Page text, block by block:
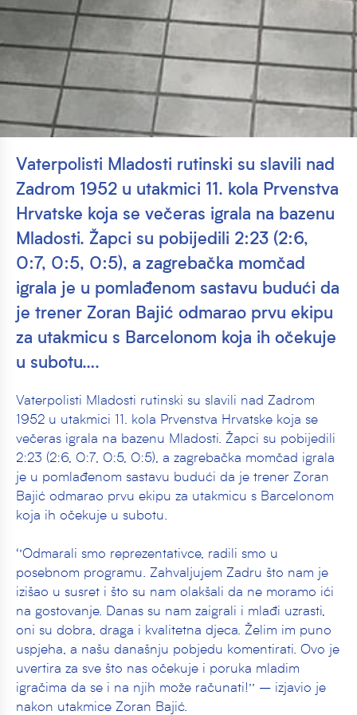
Vaterpolisti Mladosti rutinski su slavili nad
Zadrom 1952 u utakmici 11. kola Prvenstva
Hrvatske koja se večeras igrala na bazenu
Mladosti. Žapci su pobijedili 2:23 (2:6,
0:7, 0:5, 0:5), a zagrebačka momčad
igrala je u pomlađenom sastavu budući da
je trener Zoran Bajić odmarao prvu ekipu
za utakmicu s Barcelonom koja ih očekuje
u subotu….
Vaterpolisti Mladosti rutinski su slavili nad Zadrom
1952 u utakmici 11. kola Prvenstva Hrvatske koja se
večeras igrala na bazenu Mladosti. Žapci su pobijedili
2:23 (2:6, 0:7, 0:5, 0:5), a zagrebačka momčad igrala
je u pomlađenom sastavu budući da je trener Zoran
Bajić odmarao prvu ekipu za utakmicu s Barcelonom
koja ih očekuje u subotu.
‘’Odmarali smo reprezentativce, radili smo u
posebnom programu. Zahvaljujem Zadru što nam je
izišao u susret i što su nam olakšali da ne moramo ići
na gostovanje. Danas su nam zaigrali i mlađi uzrasti,
oni su dobra, draga i kvalitetna djeca. Želim im puno
uspjeha, a našu današnju pobjedu komentirati. Ovo je
uvertira za sve što nas očekuje i poruka mladim
igračima da se i na njih može računati!’’ – izjavio je
nakon utakmice Zoran Bajić.